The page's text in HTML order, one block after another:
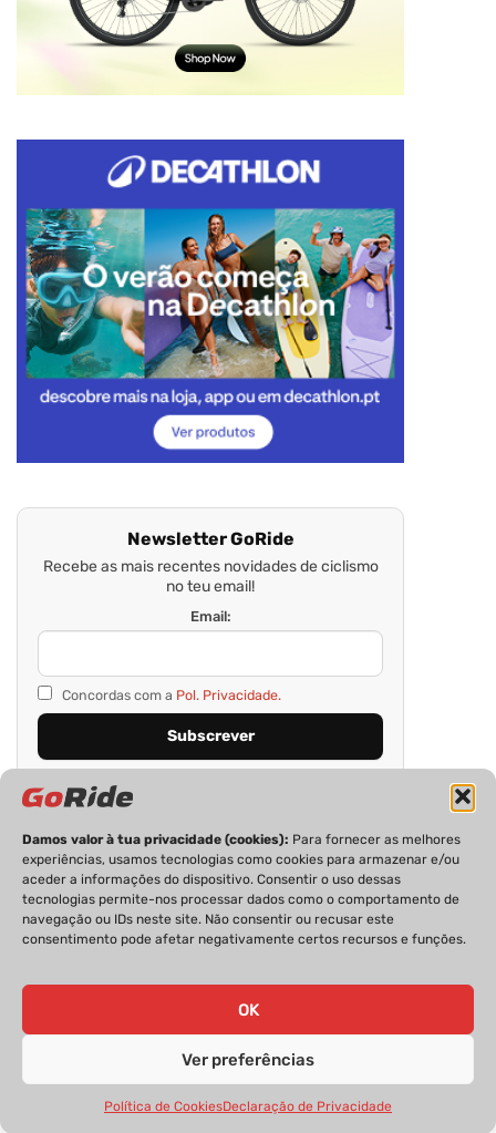
Damos valor à tua privacidade (cookies): Para fornecer as melhores
experiências, usamos tecnologias como cookies para armazenar e/ou
aceder a informações do dispositivo. Consentir o uso dessas
tecnologias permite-nos processar dados como o comportamento de
navegação ou IDs neste site. Não consentir ou recusar este
consentimento pode afetar negativamente certos recursos e funções.
OK
Ver preferências
Política de CookiesDeclaração de Privacidade
Newsletter GoRide
Recebe as mais recentes novidades de ciclismo
no teu email!
Email:
Concordas com a Pol. Privacidade.
PRIVACIDADE FICHA TÉCNICA
ESTATUTO EDITORIAL
GoRide 2026 | Todos os direitos reservados.